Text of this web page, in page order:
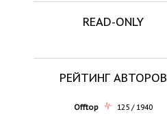
READ-ONLY
РЕЙТИНГ АВТОРОВ
Offtop
125 / 1940